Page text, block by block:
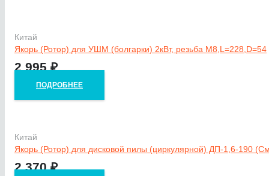
Китай
Якорь (Ротор) для УШМ (болгарки) 2кВт, резьба M8,L=228,D=54
2 995₽
ПОДРОБНЕЕ
Китай
Якорь (Ротор) для дисковой пилы (циркулярной) ДП-1,6-190
2 370₽